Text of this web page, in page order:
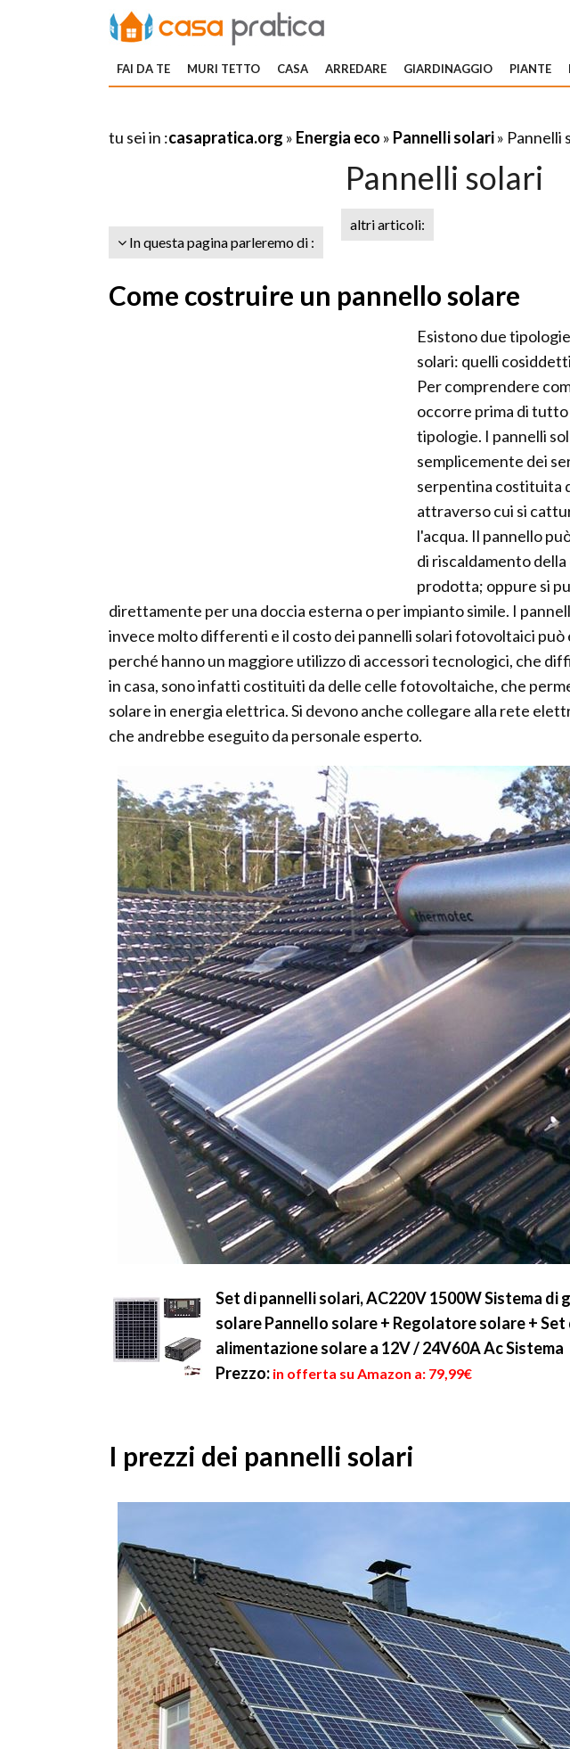
FAI DA TE MURI TETTO CASA ARREDARE GIARDINAGGIO PIANTE
tu sei in :casapratica.org » Energia eco » Pannelli solari» Pannelli
Pannelli solari
In questa pagina parleremo di :
altri articoli:
Come costruire un pannello solare
Esistono due
solari: quelli
Per comprendere
occorre prima di
tipologie. I pannelli
semplicemente dei
serpentina costituita
attraverso cui si
l'acqua. Il pannello
di riscaldamento della
prodotta; oppure si
direttamente per una doccia esterna o per impianto simile. I
invece molto differenti e il costo dei pannelli solari fotovoltaici può
perché hanno un maggiore utilizzo di accessori tecnologici, che
in casa, sono infatti costituiti da delle celle fotovoltaiche, che
solare in energia elettrica. Si devono anche collegare alla rete
che andrebbe eseguito da personale esperto.
Set di pannelli solari, AC220V 1500W Sistema di
solare Pannello solare + Regolatore solare +
alimentazione solare a 12V / 24V60A Ac Sistema
Prezzo: in offerta su Amazon a: 79,99€
I prezzi dei pannelli solari